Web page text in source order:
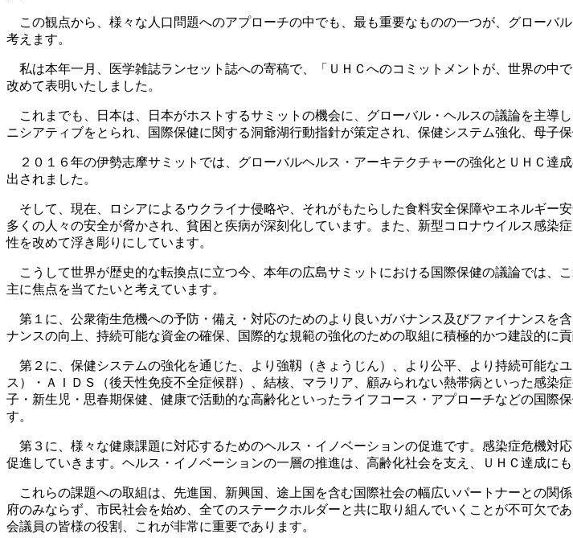
この観点から、様々な人口問題へのアプローチの中でも、最も重要なものの一つが、グローバ
考えます。
私は本年一月、医学雑誌ランセット誌への寄稿で、「ＵＨＣへのコミットメントが、世界の中
改めて表明いたしました。
これまでも、日本は、日本がホストするサミットの機会に、グローバル・ヘルスの議論を主導
ニシアティブをとられ、国際保健に関する洞爺湖行動指針が策定され、保健システム強化、母子
２０１６年の伊勢志摩サミットでは、グローバルヘルス・アーキテクチャーの強化とＵＨＣ達
出されました。
そして、現在、ロシアによるウクライナ侵略や、それがもたらした食料安全保障やエネルギー
多くの人々の安全が脅かされ、貧困と疾病が深刻化しています。また、新型コロナウイルス感
性を改めて浮き彫りにしています。
こうして世界が歴史的な転換点に立つ今、本年の広島サミットにおける国際保健の議論では、
主に焦点を当てたいと考えています。
第１に、公衆衛生危機への予防・備え・対応のためのより良いガバナンス及びファイナンスを
ナンスの向上、持続可能な資金の確保、国際的な規範の強化のための取組に積極的かつ建設的に
第２に、保健システムの強化を通じた、より強靱（きょうじん）、より公平、より持続可能な
ス）・ＡＩＤＳ（後天性免疫不全症候群）、結核、マラリア、顧みられない熱帯病といった感
子・新生児・思春期保健、健康で活動的な高齢化といったライフコース・アプローチなどの国際
す。
第３に、様々な健康課題に対応するためのヘルス・イノベーションの促進です。感染症危機対
促進していきます。ヘルス・イノベーションの一層の推進は、高齢化社会を支え、ＵＨＣ達成にも
これらの課題への取組は、先進国、新興国、途上国を含む国際社会の幅広いパートナーとの関
府のみならず、市民社会を始め、全てのステークホルダーと共に取り組んでいくことが不可欠
会議員の皆様の役割、これが非常に重要であります。